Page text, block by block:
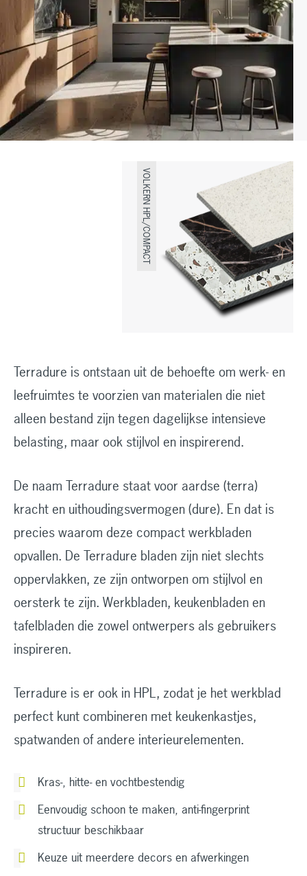
Terradure is ontstaan uit de behoefte om werk- en
leefruimtes te voorzien van materialen die niet
alleen bestand zijn tegen dagelijkse intensieve
belasting, maar ook stijlvol en inspirerend.
De naam Terradure staat voor aardse (terra)
kracht en uithoudingsvermogen (dure). En dat is
precies waarom deze compact werkbladen
opvallen. De Terradure bladen zijn niet slechts
oppervlakken, ze zijn ontworpen om stijlvol en
oersterk te zijn. Werkbladen, keukenbladen en
tafelbladen die zowel ontwerpers als gebruikers
inspireren.
Terradure is er ook in HPL, zodat je het werkblad
perfect kunt combineren met keukenkastjes,
spatwanden of andere interieurelementen.
VOLKERN HPL/COMPACT
Kras-, hitte- en vochtbestendig
Eenvoudig schoon te maken, anti-fingerprint
structuur beschikbaar
Keuze uit meerdere decors en afwerkingen